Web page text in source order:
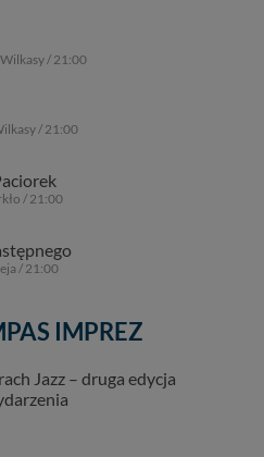
/ 21:00
/ 21:00
/ 21:00
/ 21:00
IMPREZ
Jazz – druga edycja